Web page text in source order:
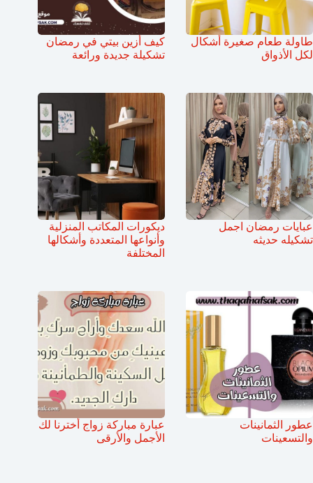
طاولة طعام صغيرة أشكال
لكل الأذواق
كيف أزين بيتي في رمضان
تشكيلة جديدة ورائعة
عبايات رمضان اجمل
تشكيله حديثه
ديكورات المكاتب المنزلية
وأنواعها المتعددة وأشكالها
المختلفة
عطور الثمانينات
والتسعينات
عبارة مباركة زواج أخترنا لك
الأجمل والأرقى